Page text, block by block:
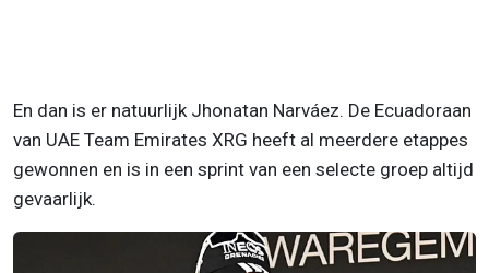
En dan is er natuurlijk Jhonatan Narváez. De Ecuadoraan
van UAE Team Emirates XRG heeft al meerdere etappes
gewonnen en is in een sprint van een selecte groep altijd
gevaarlijk.